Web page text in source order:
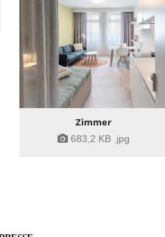
Zimmer
683,2 KB .jpg